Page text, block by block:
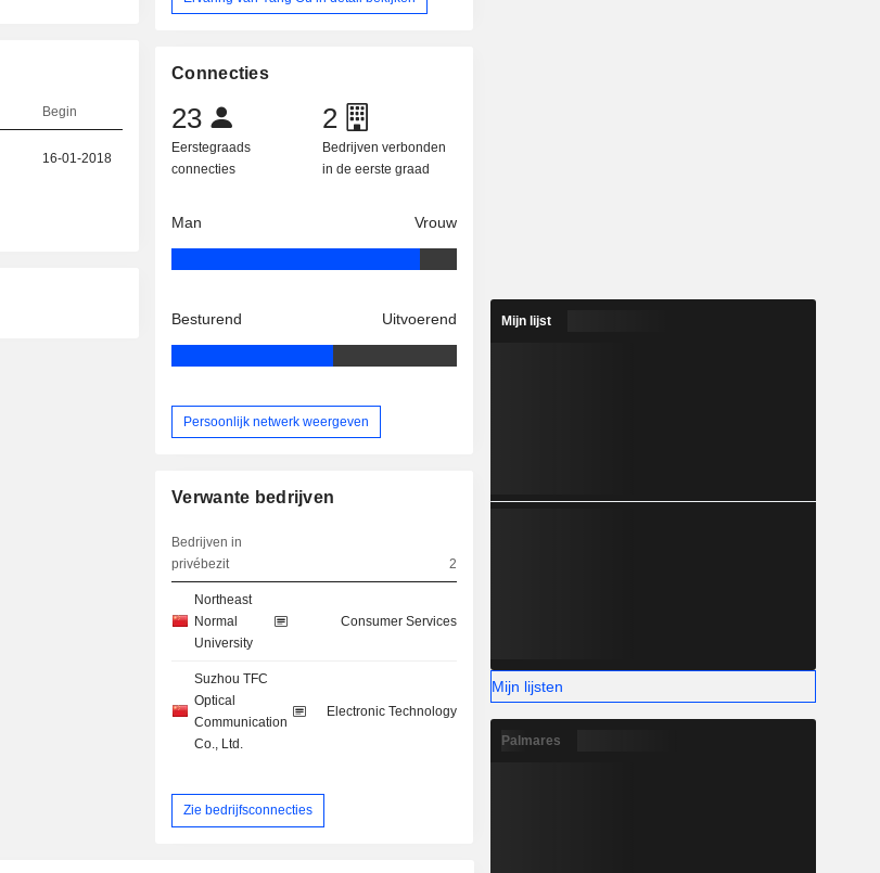
Begin
16-01-2018
Connecties
23
Eerstegraads
connecties
2
Bedrijven verbonden
in de eerste graad
Man Vrouw
Besturend Uitvoerend
Persoonlijk netwerk weergeven
Verwante bedrijven
Bedrijven in
privébezit
2
Northeast
Normal
University
Consumer Services
Suzhou TFC
Optical
Communication
Co., Ltd.
Electronic Technology
Zie bedrijfsconnecties
Mijn lijst
Mijn lijsten
Palmares